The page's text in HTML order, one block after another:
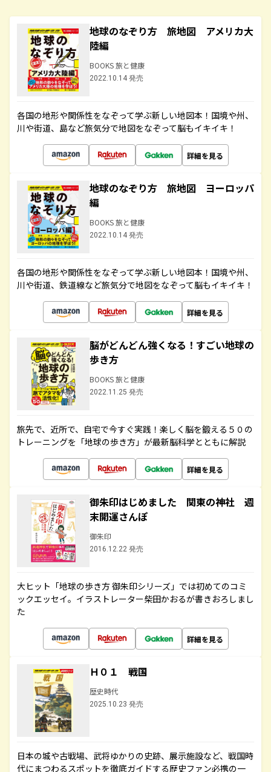
地球のなぞり方 旅地図 アメリカ大
陸編
BOOKS 旅と健康
2022.10.14 発売
各国の地形や関係性をなぞって学ぶ新しい地図本！国境や州、
川や街道、島など旅気分で地図をなぞって脳もイキイキ！
詳細を見る
地球のなぞり方 旅地図 ヨーロッパ
編
BOOKS 旅と健康
2022.10.14 発売
各国の地形や関係性をなぞって学ぶ新しい地図本！国境や州、
川や街道、鉄道線など旅気分で地図をなぞって脳もイキイキ！
詳細を見る
脳がどんどん強くなる！すごい地球の
歩き方
BOOKS 旅と健康
2022.11.25 発売
旅先で、近所で、自宅で今すぐ実践！楽しく脳を鍛える５０の
トレーニングを「地球の歩き方」が最新脳科学とともに解説
詳細を見る
御朱印はじめました 関東の神社 週
末開運さんぽ
御朱印
2016.12.22 発売
大ヒット「地球の歩き方 御朱印シリーズ」では初めてのコミ
ックエッセイ。イラストレーター柴田かおるが書きおろしまし
た
詳細を見る
Ｈ０１ 戦国
歴史時代
2025.10.23 発売
日本の城や古戦場、武将ゆかりの史跡、展示施設など、戦国時
代にまつわるスポットを徹底ガイドする歴史ファン必携の一